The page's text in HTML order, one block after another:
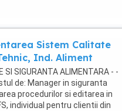
Sistem Calitate
Ind. Aliment
SI SIGURANTA ALIMENTARA - -
de: Manager in siguranta
procedurilor si editarea in
individual pentru clientii din